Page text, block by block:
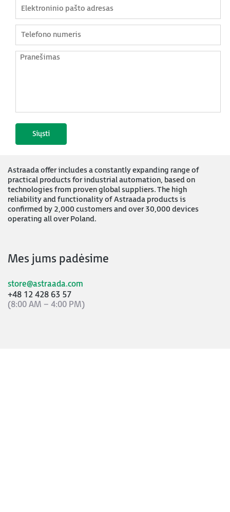
Astraada offer includes a constantly expanding range of
practical products for industrial automation, based on
technologies from proven global suppliers. The high
reliability and functionality of Astraada products is
confirmed by 2,000 customers and over 30,000 devices
operating all over Poland.
Mes jums padėsime
store@astraada.com
+48 12 428 63 57
(8:00 AM – 4:00 PM)